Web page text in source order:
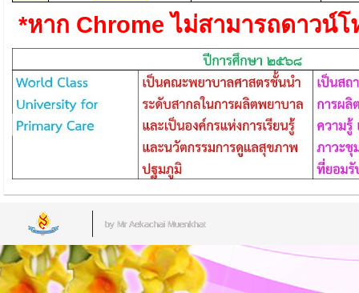
*หาก Chrome ไม่สามารถดาวน์
by Mr.Aekachai Muenkhat